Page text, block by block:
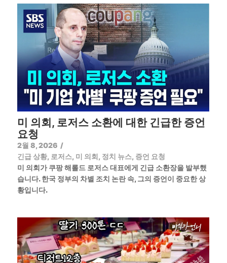
미 의회, 로저스 소환에 대한 긴급한 증언
요청
2월 8, 2026 /
긴급 상황, 로저스, 미 의회, 정치 뉴스, 증언 요청
미 의회가 쿠팡 해롤드 로저스 대표에게 긴급 소환장을 발부했
습니다. 한국 정부의 차별 조치 논란 속, 그의 증언이 중요한 상
황입니다.